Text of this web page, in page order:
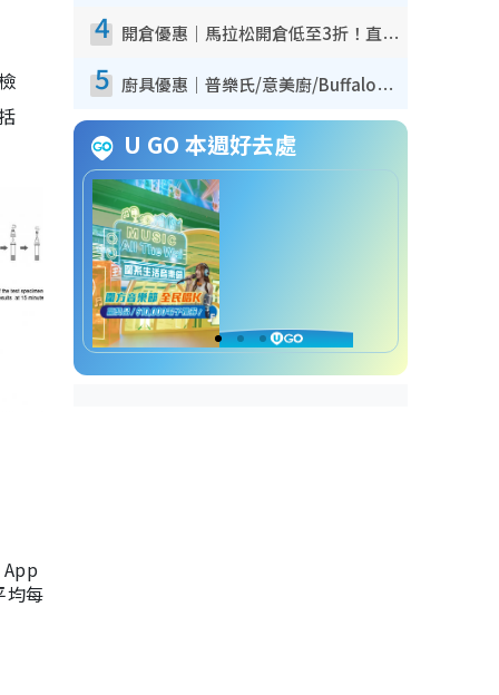
均每
4 開倉優惠｜馬拉松開倉低至3折！直擊$99起買adidas／New Balance／Puma鞋款 STANLEY保溫杯劈價至$119起
5 廚具優惠｜普樂氏/意美廚/Buffalo廚具低至3折！$89起買煎鍋／炒鑊／個人鍋 同場小家電激減至$99起
U GO 本週好去處